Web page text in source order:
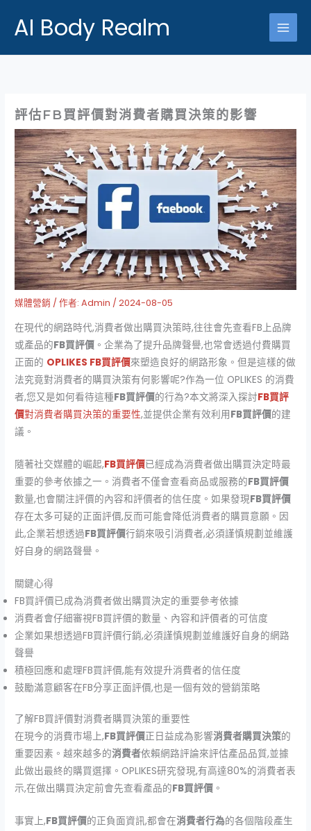
AI Body Realm
評估FB買評價對消費者購買決策的影響
媒體營銷 / 作者:Admin /2024-08-05
在現代的網路時代,消費者做出購買決策時,往往會先查看FB上品牌
或產品的FB買評價 。企業為了提升品牌聲譽,也常會透過付費購買
正面的 OPLIKES FB買評價來塑造良好的網路形象。但是這樣的做
法究竟對消費者的購買決策有何影響呢?作為一位 OPLIKES 的消費
者,您又是如何看待這種FB買評價的行為?本文將深入探討FB買評
價對消費者購買決策的重要性,並提供企業有效利用FB買評價的建
議。
隨著社交媒體的崛起,FB買評價已經成為消費者做出購買決定時最
重要的參考依據之一。消費者不僅會查看商品或服務的FB買評價
數量,也會關注評價的內容和評價者的信任度。如果發現FB買評價
存在太多可疑的正面評價,反而可能會降低消費者的購買意願。因
此,企業若想透過FB買評價行銷來吸引消費者,必須謹慎規劃並維護
好自身的網路聲譽。
關鍵心得
FB買評價已成為消費者做出購買決定的重要參考依據
消費者會仔細審視FB買評價的數量、內容和評價者的可信度
企業如果想透過FB買評價行銷,必須謹慎規劃並維護好自身的網路
聲譽
積極回應和處理FB買評價,能有效提升消費者的信任度
鼓勵滿意顧客在FB分享正面評價,也是一個有效的營銷策略
了解FB買評價對消費者購買決策的重要性
在現今的消費市場上,FB買評價正日益成為影響消費者購買決策的
重要因素。越來越多的消費者依賴網路評論來評估產品品質,並據
此做出最終的購買選擇。OPLIKES研究發現,有高達80%的消費者表
示,在做出購買決定前會先查看產品的FB買評價 。
事實上,FB買評價的正負面資訊,都會在消費者行為的各個階段產生